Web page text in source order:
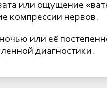
или ощущение
компрессии нервов.
или её
диагностики.